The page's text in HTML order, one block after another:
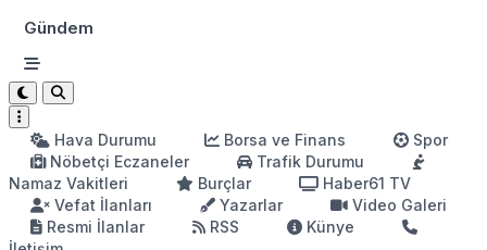
Gündem
Hava Durumu Borsa ve Finans
Spor
Nöbetçi Eczaneler
Trafik Durumu
Namaz Vakitleri
Burçlar
Haber61 TV
Vefat İlanları
Yazarlar
Video Galeri
Resmi İlanlar
RSS
Künye